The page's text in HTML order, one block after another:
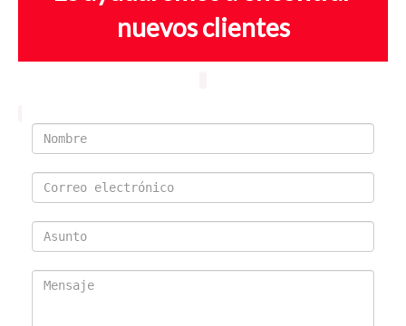
nuevos clientes